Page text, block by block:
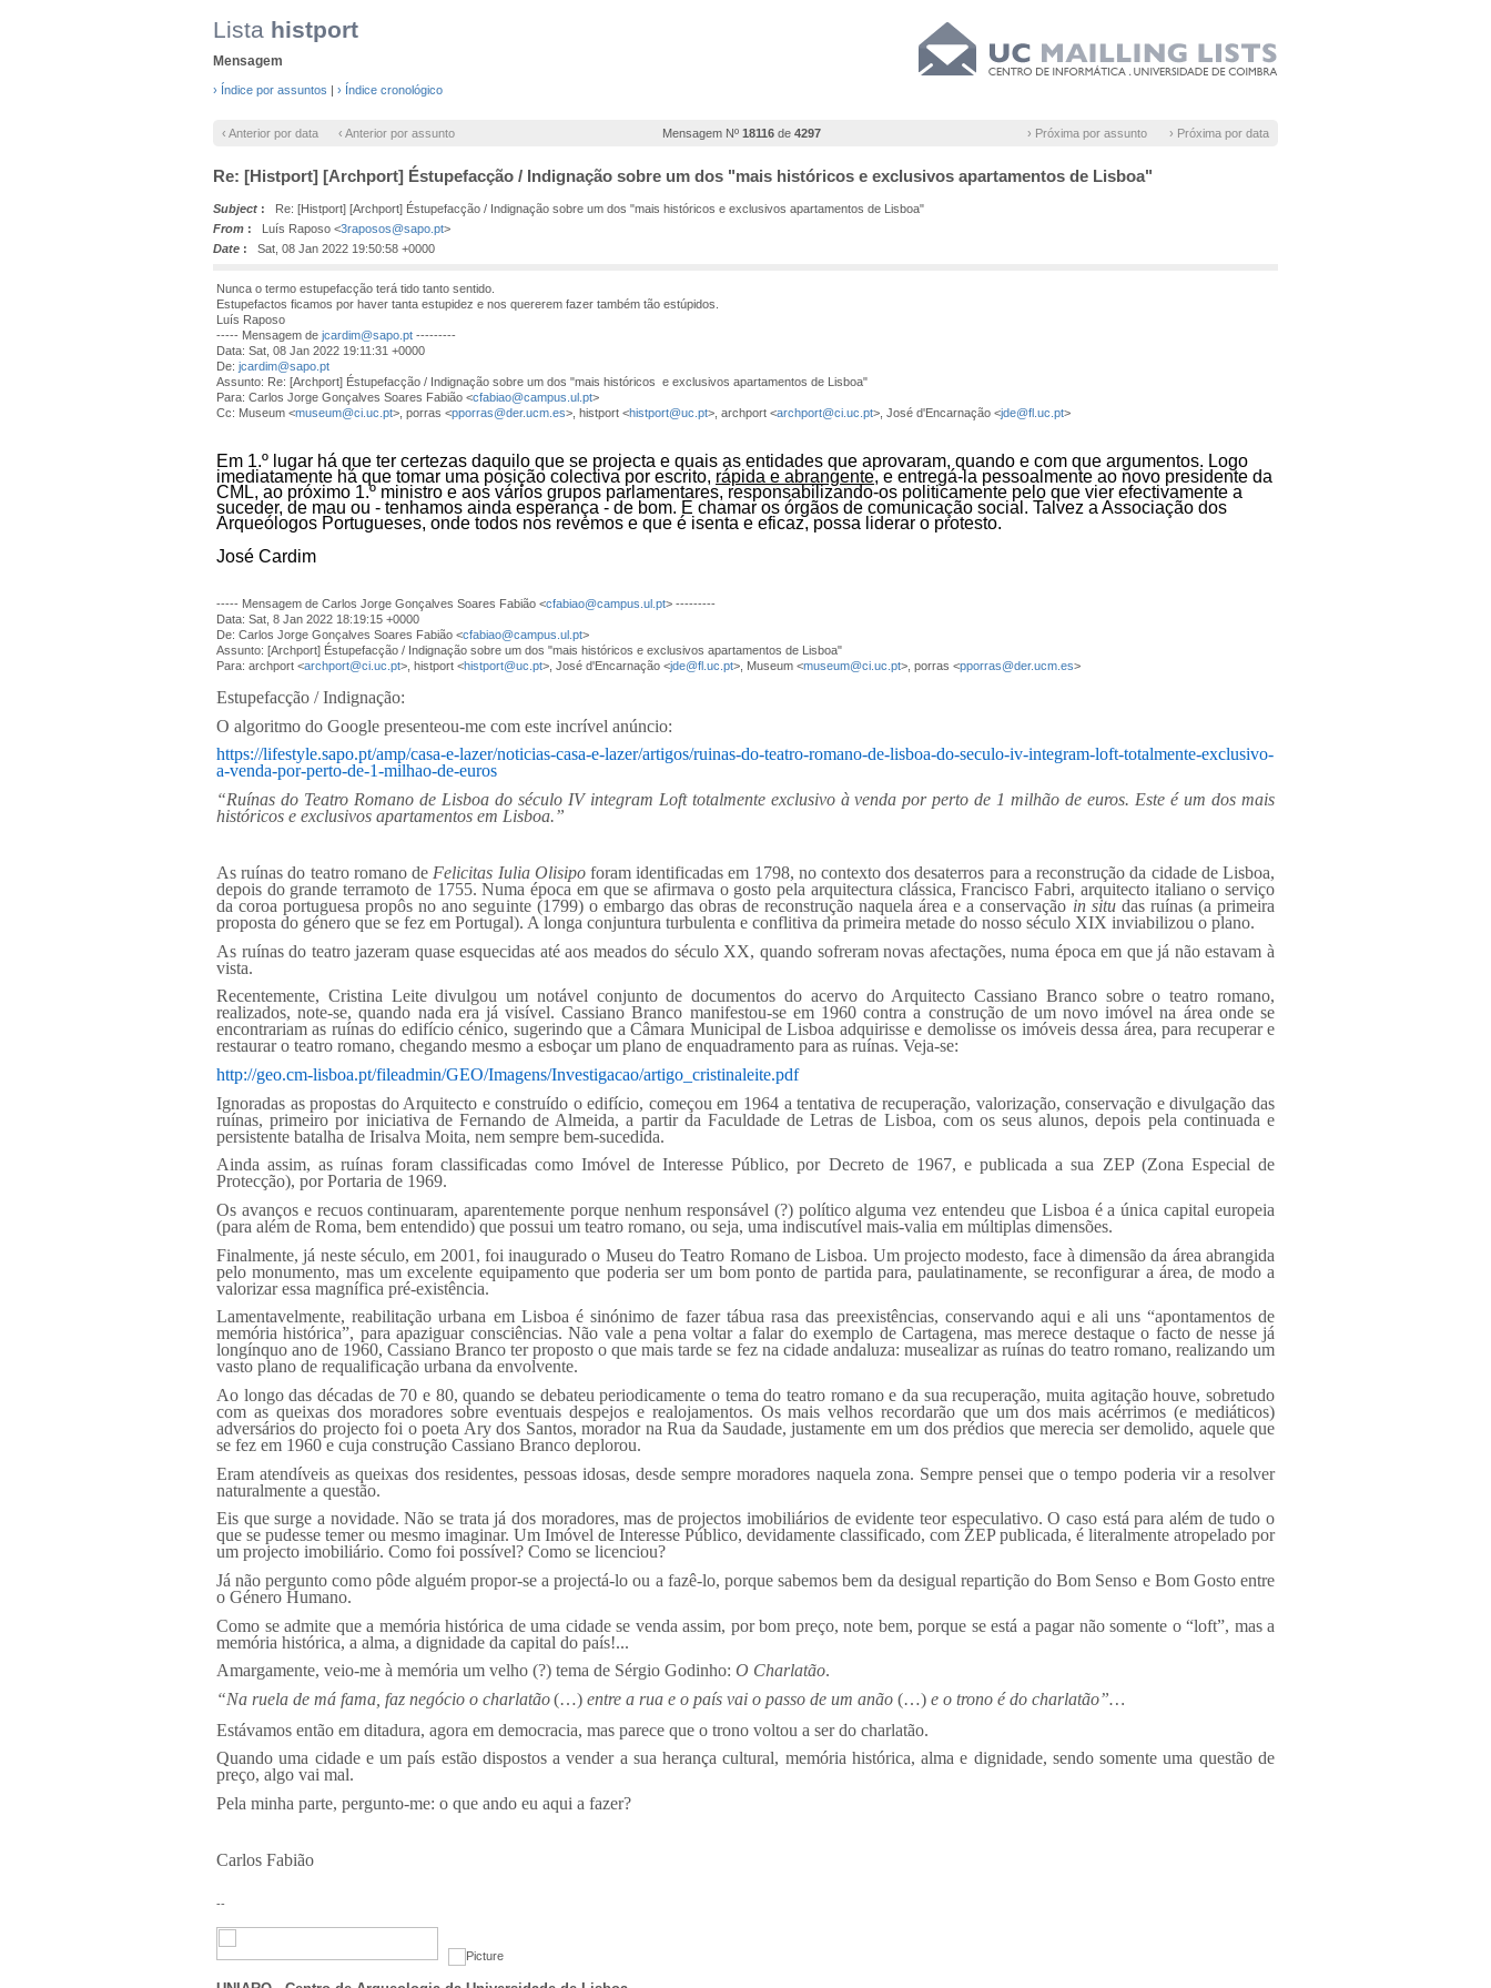
Lista histport
Mensagem
› Índice por assuntos | › Índice cronológico
‹ Anterior por data ‹ Anterior por assunto Mensagem Nº 18116de 4297 › Próxima por assunto › Próxima por data
Re: [Histport] [Archport] Éstupefacção / Indignação sobre um dos "mais históricos e exclusivos apartamentos de Lisboa"
Subject : Re: [Histport] [Archport] Éstupefacção / Indignação sobre um dos "mais históricos e exclusivos apartamentos de Lisboa"
From : Luís Raposo <3raposos@sapo.pt>
Date : Sat, 08 Jan 2022 19:50:58 +0000
Nunca o termo estupefacção terá tido tanto sentido.
Estupefactos ficamos por haver tanta estupidez e nos quererem fazer também tão estúpidos.
Luís Raposo
----- Mensagem de jcardim@sapo.pt ---------
Data: Sat, 08 Jan 2022 19:11:31 +0000
De: jcardim@sapo.pt
Assunto: Re: [Archport] Éstupefacção / Indignação sobre um dos "mais históricos e exclusivos apartamentos de Lisboa"
Para: Carlos Jorge Gonçalves Soares Fabião <cfabiao@campus.ul.pt>
Cc: Museum <museum@ci.uc.pt>, porras <pporras@der.ucm.es>, histport <histport@uc.pt>, archport <archport@ci.uc.pt>, José d'Encarnação <jde@fl.uc.pt>
Em 1.º lugar há que ter certezas daquilo que se projecta e quais as entidades que aprovaram, quando e com que argumentos. Logo
imediatamente há que tomar uma posição colectiva por escrito, rápida e abrangente, e entregá-la pessoalmente ao novo presidente da
CML, ao próximo 1.º ministro e aos vários grupos parlamentares, responsabilizando-os politicamente pelo que vier efectivamente a
suceder, de mau ou - tenhamos ainda esperança - de bom. E chamar os órgãos de comunicação social. Talvez a Associação dos
Arqueólogos Portugueses, onde todos nos revemos e que é isenta e eficaz, possa liderar o protesto.
José Cardim
----- Mensagem de Carlos Jorge Gonçalves Soares Fabião <cfabiao@campus.ul.pt> ---------
Data: Sat, 8 Jan 2022 18:19:15 +0000
De: Carlos Jorge Gonçalves Soares Fabião <cfabiao@campus.ul.pt>
Assunto: [Archport] Éstupefacção / Indignação sobre um dos "mais históricos e exclusivos apartamentos de Lisboa"
Para: archport <archport@ci.uc.pt>, histport <histport@uc.pt>, José d'Encarnação <jde@fl.uc.pt>, Museum <museum@ci.uc.pt>, porras <pporras@der.ucm.es>
Estupefacção / Indignação:
O algoritmo do Google presenteou-me com este incrível anúncio:
https://lifestyle.sapo.pt/amp/casa-e-lazer/noticias-casa-e-lazer/artigos/ruinas-do-teatro-romano-de-lisboa-do-seculo-iv-integram-loft-totalmente-exclusivo-
a-venda-por-perto-de-1-milhao-de-euros
“Ruínas do Teatro Romano de Lisboa do século IV integram Loft totalmente exclusivo à venda por perto de 1 milhão de euros. Este é um dos mais
históricos e exclusivos apartamentos em Lisboa.”
As ruínas do teatro romano de Felicitas Iulia Olisipoforam identificadas em 1798, no contexto dos desaterros para a reconstrução da cidade de Lisboa,
depois do grande terramoto de 1755. Numa época em que se afirmava o gosto pela arquitectura clássica, Francisco Fabri, arquitecto italiano o serviço
da coroa portuguesa propôs no ano seguinte (1799) o embargo das obras de reconstrução naquela área e a conservação in situdas ruínas (a primeira
proposta do género que se fez em Portugal). A longa conjuntura turbulenta e conflitiva da primeira metade do nosso século XIX inviabilizou o plano.
As ruínas do teatro jazeram quase esquecidas até aos meados do século XX, quando sofreram novas afectações, numa época em que já não estavam à
vista.
Recentemente, Cristina Leite divulgou um notável conjunto de documentos do acervo do Arquitecto Cassiano Branco sobre o teatro romano,
realizados, note-se, quando nada era já visível. Cassiano Branco manifestou-se em 1960 contra a construção de um novo imóvel na área onde se
encontrariam as ruínas do edifício cénico, sugerindo que a Câmara Municipal de Lisboa adquirisse e demolisse os imóveis dessa área, para recuperar e
restaurar o teatro romano, chegando mesmo a esboçar um plano de enquadramento para as ruínas. Veja-se:
http://geo.cm-lisboa.pt/fileadmin/GEO/Imagens/Investigacao/artigo_cristinaleite.pdf
Ignoradas as propostas do Arquitecto e construído o edifício, começou em 1964 a tentativa de recuperação, valorização, conservação e divulgação das
ruínas, primeiro por iniciativa de Fernando de Almeida, a partir da Faculdade de Letras de Lisboa, com os seus alunos, depois pela continuada e
persistente batalha de Irisalva Moita, nem sempre bem-sucedida.
Ainda assim, as ruínas foram classificadas como Imóvel de Interesse Público, por Decreto de 1967, e publicada a sua ZEP (Zona Especial de
Protecção), por Portaria de 1969.
Os avanços e recuos continuaram, aparentemente porque nenhum responsável (?) político alguma vez entendeu que Lisboa é a única capital europeia
(para além de Roma, bem entendido) que possui um teatro romano, ou seja, uma indiscutível mais-valia em múltiplas dimensões.
Finalmente, já neste século, em 2001, foi inaugurado o Museu do Teatro Romano de Lisboa. Um projecto modesto, face à dimensão da área abrangida
pelo monumento, mas um excelente equipamento que poderia ser um bom ponto de partida para, paulatinamente, se reconfigurar a área, de modo a
valorizar essa magnífica pré-existência.
Lamentavelmente, reabilitação urbana em Lisboa é sinónimo de fazer tábua rasa das preexistências, conservando aqui e ali uns “apontamentos de
memória histórica”, para apaziguar consciências. Não vale a pena voltar a falar do exemplo de Cartagena, mas merece destaque o facto de nesse já
longínquo ano de 1960, Cassiano Branco ter proposto o que mais tarde se fez na cidade andaluza: musealizar as ruínas do teatro romano, realizando um
vasto plano de requalificação urbana da envolvente.
Ao longo das décadas de 70 e 80, quando se debateu periodicamente o tema do teatro romano e da sua recuperação, muita agitação houve, sobretudo
com as queixas dos moradores sobre eventuais despejos e realojamentos. Os mais velhos recordarão que um dos mais acérrimos (e mediáticos)
adversários do projecto foi o poeta Ary dos Santos, morador na Rua da Saudade, justamente em um dos prédios que merecia ser demolido, aquele que
se fez em 1960 e cuja construção Cassiano Branco deplorou.
Eram atendíveis as queixas dos residentes, pessoas idosas, desde sempre moradores naquela zona. Sempre pensei que o tempo poderia vir a resolver
naturalmente a questão.
Eis que surge a novidade. Não se trata já dos moradores, mas de projectos imobiliários de evidente teor especulativo. O caso está para além de tudo o
que se pudesse temer ou mesmo imaginar. Um Imóvel de Interesse Público, devidamente classificado, com ZEP publicada, é literalmente atropelado por
um projecto imobiliário. Como foi possível? Como se licenciou?
Já não pergunto como pôde alguém propor-se a projectá-lo ou a fazê-lo, porque sabemos bem da desigual repartição do Bom Senso e Bom Gosto entre
o Género Humano.
Como se admite que a memória histórica de uma cidade se venda assim, por bom preço, note bem, porque se está a pagar não somente o “loft”, mas a
memória histórica, a alma, a dignidade da capital do país!...
Amargamente, veio-me à memória um velho (?) tema de Sérgio Godinho: O Charlatão.
“Na ruela de má fama, faz negócio o charlatão(…) entre a rua e o país vai o passo de um anão (…) e o trono é do charlatão”…
Estávamos então em ditadura, agora em democracia, mas parece que o trono voltou a ser do charlatão.
Quando uma cidade e um país estão dispostos a vender a sua herança cultural, memória histórica, alma e dignidade, sendo somente uma questão de
preço, algo vai mal.
Pela minha parte, pergunto-me: o que ando eu aqui a fazer?
Carlos Fabião
--